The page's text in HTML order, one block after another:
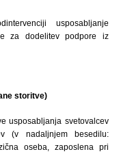
usposabljanje
za dodelitev podpore iz
storitve)
usposabljanja svetovalcev
(v nadaljnjem besedilu:
oseba, zaposlena pri